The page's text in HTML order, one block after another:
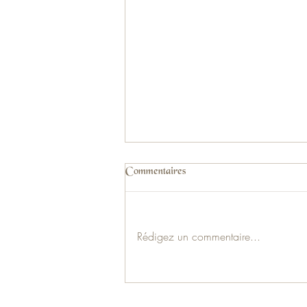
Commentaires
Rédigez un commentaire...